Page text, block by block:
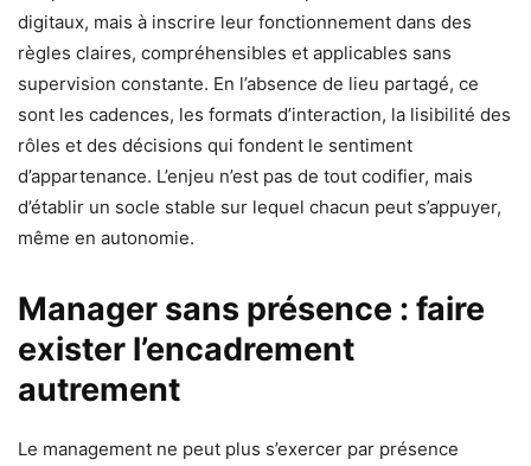
digitaux, mais à inscrire leur fonctionnement dans des
règles claires, compréhensibles et applicables sans
supervision constante. En l’absence de lieu partagé, ce
sont les cadences, les formats d’interaction, la lisibilité des
rôles et des décisions qui fondent le sentiment
d’appartenance. L’enjeu n’est pas de tout codifier, mais
d’établir un socle stable sur lequel chacun peut s’appuyer,
même en autonomie.
Manager sans présence : faire
exister l’encadrement
autrement
Le management ne peut plus s’exercer par présence